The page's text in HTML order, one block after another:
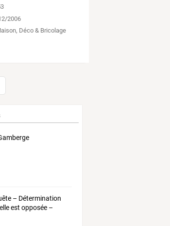
2006
Déco & Bricolage
– Détermination
est opposée –